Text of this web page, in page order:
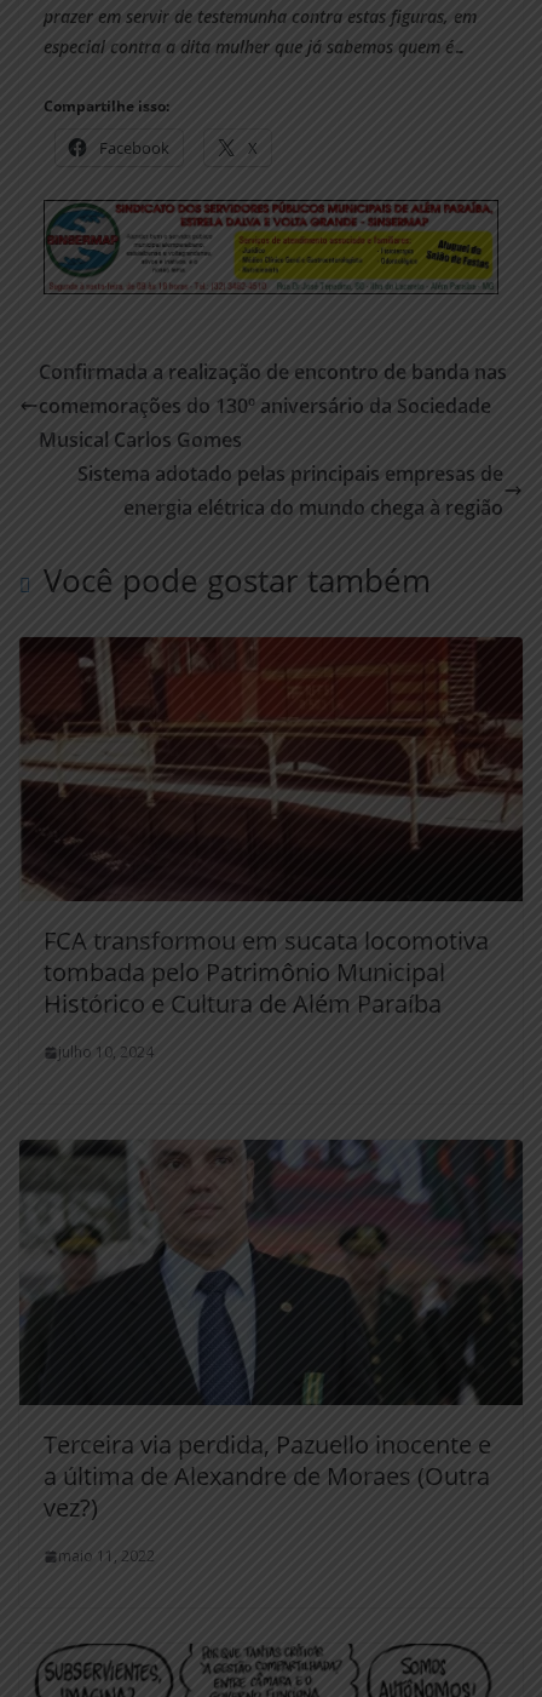
prazer em servir de testemunha contra estas figuras, em
especial contra a dita mulher que já sabemos quem é…
Compartilhe isso:
Facebook X
Confirmada a realização de encontro de banda nas
comemorações do 130º aniversário da Sociedade
Musical Carlos Gomes
Sistema adotado pelas principais empresas de
energia elétrica do mundo chega à região
Você pode gostar também
FCA transformou em sucata locomotiva
tombada pelo Patrimônio Municipal
Histórico e Cultura de Além Paraíba
julho 10, 2024
Terceira via perdida, Pazuello inocente e
a última de Alexandre de Moraes (Outra
vez?)
maio 11, 2022